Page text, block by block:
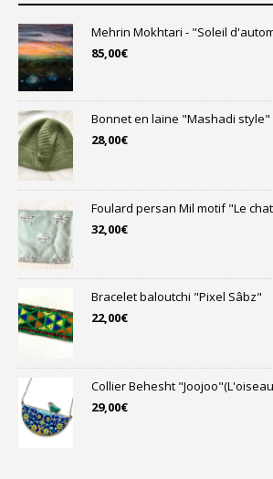
Mehrin Mokhtari - "Soleil
85,00€
Bonnet en laine "Mashadi style"
28,00€
Foulard persan Mil motif "Le
32,00€
Bracelet baloutchi "Pixel Sâbz"
22,00€
Collier Behesht
29,00€